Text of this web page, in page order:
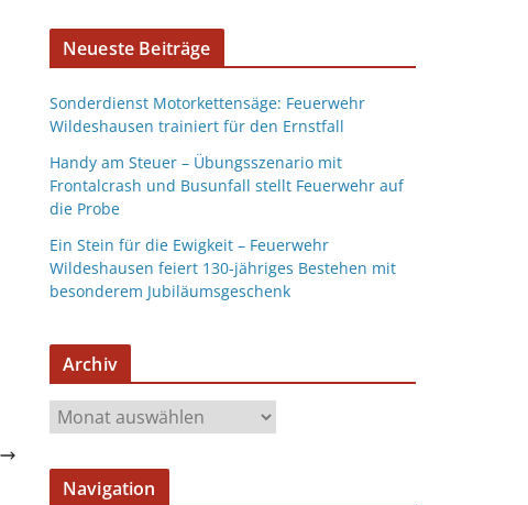
Neueste Beiträge
Sonderdienst Motorkettensäge: Feuerwehr
Wildeshausen trainiert für den Ernstfall
Handy am Steuer – Übungsszenario mit
Frontalcrash und Busunfall stellt Feuerwehr auf
die Probe
Ein Stein für die Ewigkeit – Feuerwehr
Wildeshausen feiert 130-jähriges Bestehen mit
besonderem Jubiläumsgeschenk
Archiv
Navigation